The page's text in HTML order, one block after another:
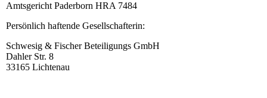
Amtsgericht Paderborn HRA 7484
Persönlich haftende Gesellschafterin:
Schwesig & Fischer Beteiligungs GmbH
Dahler Str. 8
33165 Lichtenau